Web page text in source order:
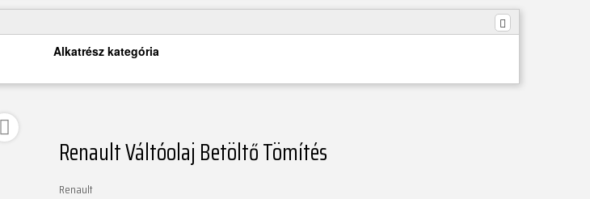
Alkatrész kategória

Renault Váltóolaj Betöltő Tömítés
Renault